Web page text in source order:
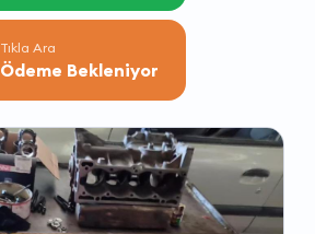
Tıkla Ara
Ödeme Bekleniyor